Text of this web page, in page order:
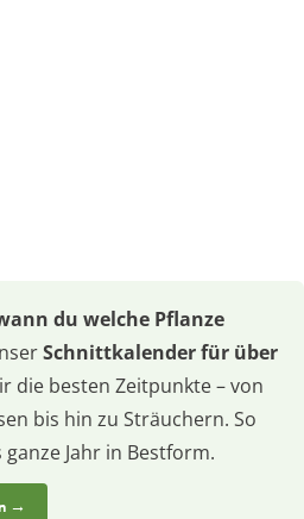
du welche Pflanze
Schnittkalender für über
die besten Zeitpunkte – von
bis hin zu Sträuchern. So
Jahr in Bestform.
→